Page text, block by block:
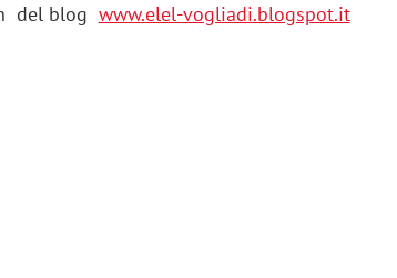
del blog www.elel-vogliadi.blogspot.it